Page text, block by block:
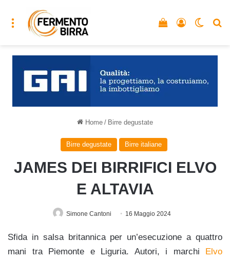
Menu Accedi
Vedi il carrello
Home / Birre degustate
Birre degustate Birre italiane
JAMES DEI BIRRIFICI ELVO
E ALTAVIA
Simone Cantoni 16 Maggio 2024
Sfida in salsa britannica per un’esecuzione a quattro
mani tra Piemonte e Liguria. Autori, i marchi Elvo